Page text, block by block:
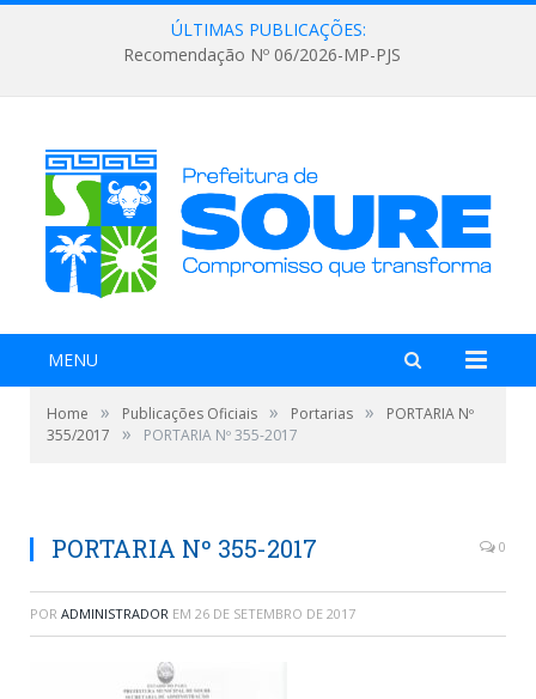
ÚLTIMAS PUBLICAÇÕES:
Recomendação Nº 06/2026-MP-PJS
MENU
Home » Publicações Oficiais » Portarias »
PORTARIA Nº
355/2017
» PORTARIA Nº 355-2017
PORTARIA Nº 355-2017 0
POR ADMINISTRADOR EM 26 DE SETEMBRO DE 2017